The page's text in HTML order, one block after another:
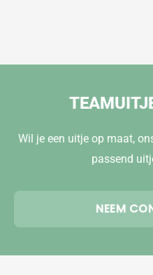
Wil je een uitje op maat,
passend
NEEM